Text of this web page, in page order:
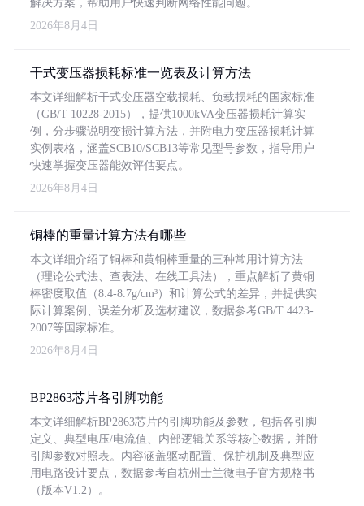
解决方案，帮助用户快速判断网络性能问题。
2026年8月4日
干式变压器损耗标准一览表及计算方法
本文详细解析干式变压器空载损耗、负载损耗的国家标准
（GB/T 10228-2015），提供1000kVA变压器损耗计算实
例，分步骤说明变损计算方法，并附电力变压器损耗计算
实例表格，涵盖SCB10/SCB13等常见型号参数，指导用户
快速掌握变压器能效评估要点。
2026年8月4日
铜棒的重量计算方法有哪些
本文详细介绍了铜棒和黄铜棒重量的三种常用计算方法
（理论公式法、查表法、在线工具法），重点解析了黄铜
棒密度取值（8.4-8.7g/cm³）和计算公式的差异，并提供实
际计算案例、误差分析及选材建议，数据参考GB/T 4423-
2007等国家标准。
2026年8月4日
BP2863芯片各引脚功能
本文详细解析BP2863芯片的引脚功能及参数，包括各引脚
定义、典型电压/电流值、内部逻辑关系等核心数据，并附
引脚参数对照表。内容涵盖驱动配置、保护机制及典型应
用电路设计要点，数据参考自杭州士兰微电子官方规格书
（版本V1.2）。